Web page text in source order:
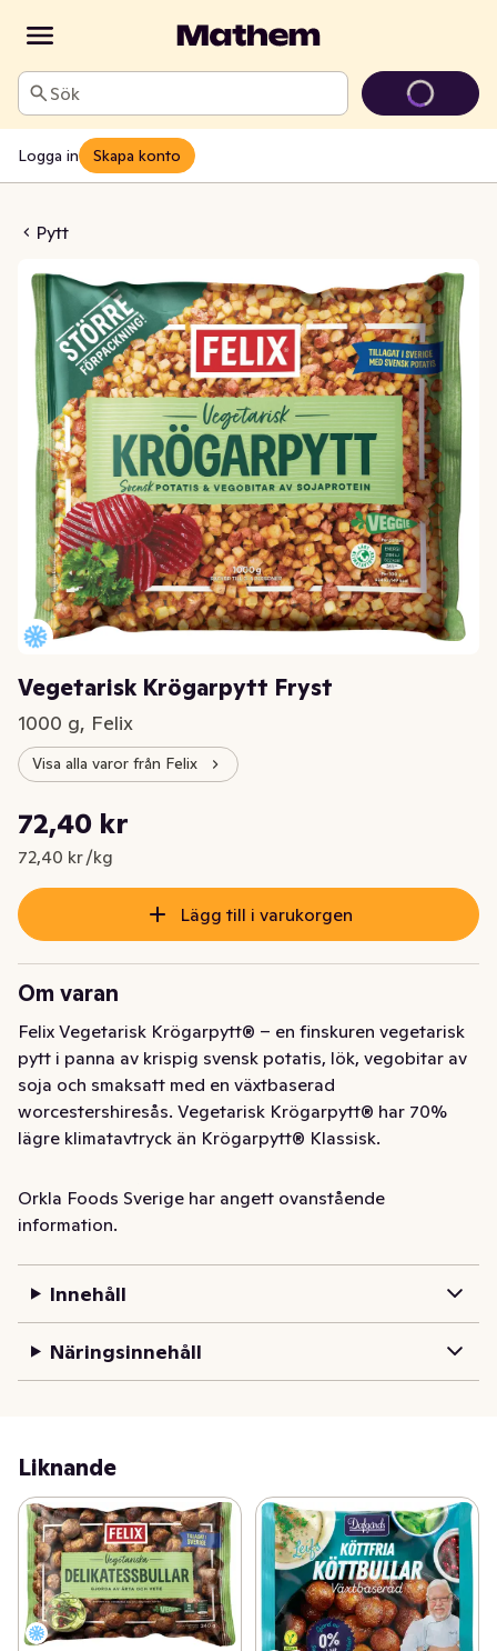
Sök
Logga in Skapa konto
Pytt Fryst
Vegetarisk Krögarpytt Fryst
1000 g, Felix
Visa alla varor från Felix
Nuvarande pris är: 72,40 kr
72,40 kr
72,40 kr /kg
Styckpris: 72,40 kr /kg
Lägg till i varukorgen
Om varan
Felix Vegetarisk Krögarpytt® – en finskuren vegetarisk
pytt i panna av krispig svensk potatis, lök, vegobitar av
soja och smaksatt med en växtbaserad
worcestershiresås. Vegetarisk Krögarpytt® har 70%
lägre klimatavtryck än Krögarpytt® Klassisk.
Som alltid är vår vegetariska pytt i panna tillverkad i
hjärtat av Skåne med svensk potatis. Pytten är
soja, samt är en källa till protein.
Vår vegetariska pyttipanna passar perfekt med såväl
Felix Ketchup som våra fantastiska inlagda rödbetor,
och kommer nu i större förpackning som räcker till 3-4
Smaklig måltid!
Orkla Foods Sverige har angett ovanstående
information.
Innehåll
Näringsinnehåll
Liknande